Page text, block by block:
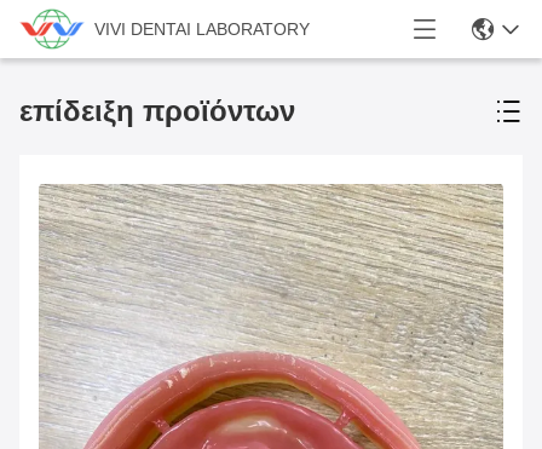
VIVI DENTAI LABORATORY
επίδειξη προϊόντων